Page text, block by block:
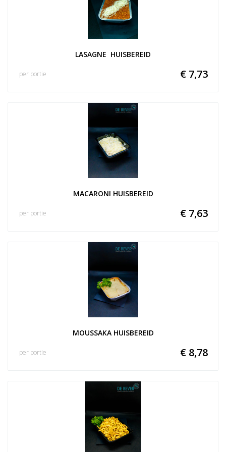
LASAGNE  HUISBEREID
€ 7,73
per portie
MACARONI HUISBEREID
€ 7,63
per portie
MOUSSAKA HUISBEREID
€ 8,78
per portie